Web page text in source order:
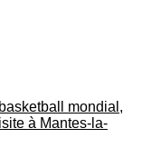
mondial,
à Mantes-la-